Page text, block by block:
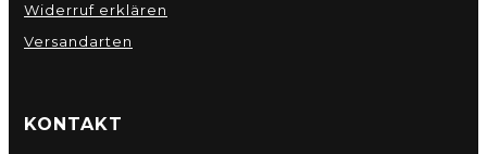
Widerruf erklären
Versandarten
KONTAKT